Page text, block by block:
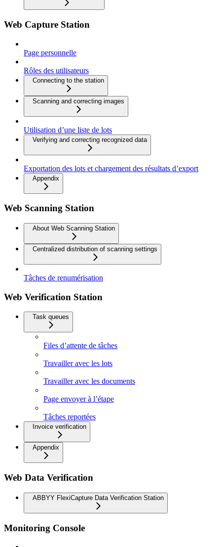
Web Capture Station
Page personnelle
Rôles des utilisateurs
Connecting to the station
Scanning and correcting images
Utilisation d’une liste de lots
Verifying and correcting recognized data
Exportation des lots et chargement des résultats d’export
Appendix
Web Scanning Station
About Web Scanning Station
Centralized distribution of scanning settings
Tâches de renumérisation
Web Verification Station
Task queues
Files d’attente de tâches
Travailler avec les lots
Travailler avec les documents
Page envoyer à l’étape
Tâches reportées
Invoice verification
Appendix
Web Data Verification
ABBYY FlexiCapture Data Verification Station
Monitoring Console